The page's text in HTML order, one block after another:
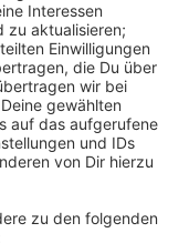
bekommen.
positiv
Sie kuriert jetzt
aus. Sie soll
Fall
Menschen in